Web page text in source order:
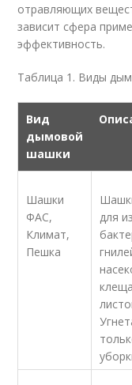
отравляющих
зависит сфера
эффективность.
Таблица 1. Виды
Вид
дымовой
шашки
Шашки
ФАС,
Климат,
Пешка
для